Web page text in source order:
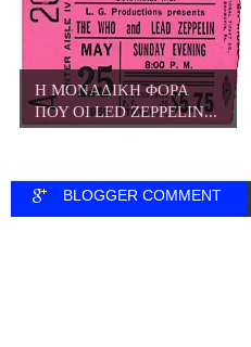
Η ΜΟΝΑΔΙΚΗ ΦΟΡΑ
ΠΟΥ ΟΙ LED ZEPPELIN...
BLOGGER COMMENT